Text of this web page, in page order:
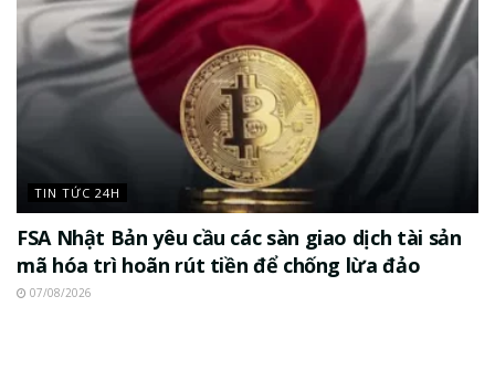
TIN TỨC 24H
FSA Nhật Bản yêu cầu các sàn giao dịch tài sản
mã hóa trì hoãn rút tiền để chống lừa đảo
07/08/2026